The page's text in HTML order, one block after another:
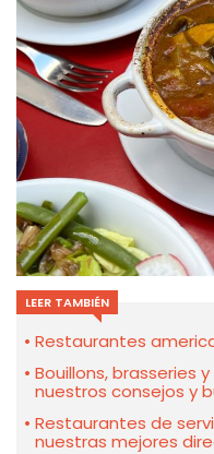
LEER TAMBIÉN
Restaurantes
Bouillons, brasseries
nuestros consejos y
Restaurantes de
nuestras mejores